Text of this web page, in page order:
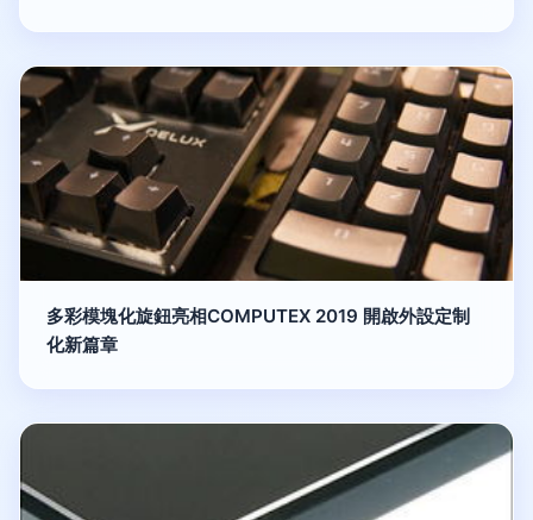
多彩模塊化旋鈕亮相COMPUTEX 2019 開啟外設定制
化新篇章